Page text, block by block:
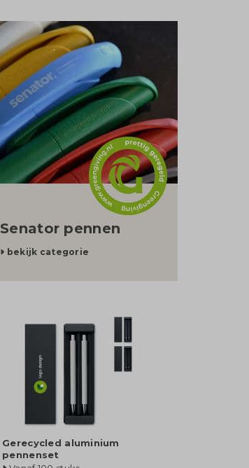
categorie
Senator pennen
bekijk categorie
Gerecycled aluminium
pennenset